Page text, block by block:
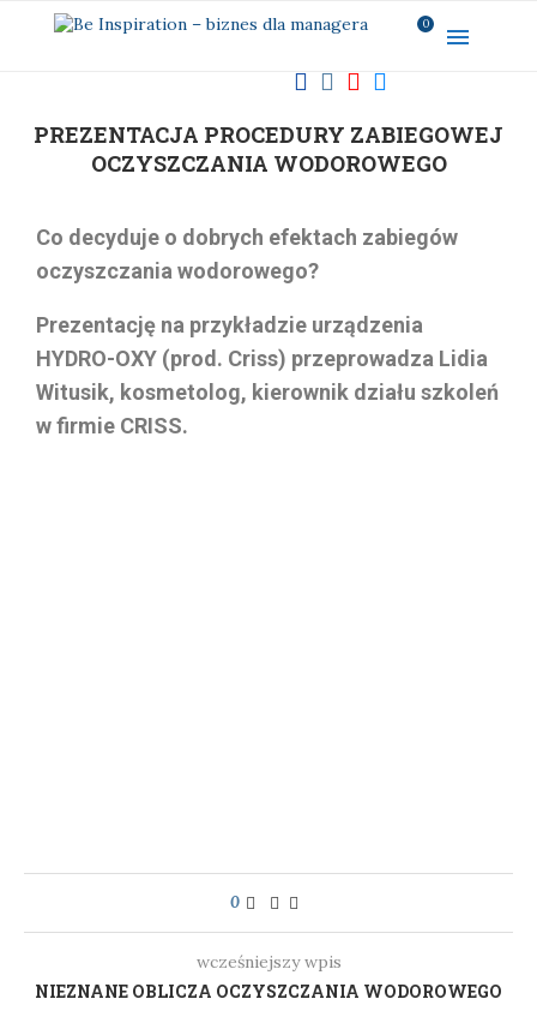
0
PREZENTACJA PROCEDURY ZABIEGOWEJ
OCZYSZCZANIA WODOROWEGO
Co decyduje o dobrych efektach zabiegów
oczyszczania wodorowego?
Prezentację na przykładzie urządzenia
HYDRO-OXY (prod. Criss) przeprowadza Lidia
Witusik, kosmetolog, kierownik działu szkoleń
w firmie CRISS.
0
wcześniejszy wpis
NIEZNANE OBLICZA OCZYSZCZANIA WODOROWEGO